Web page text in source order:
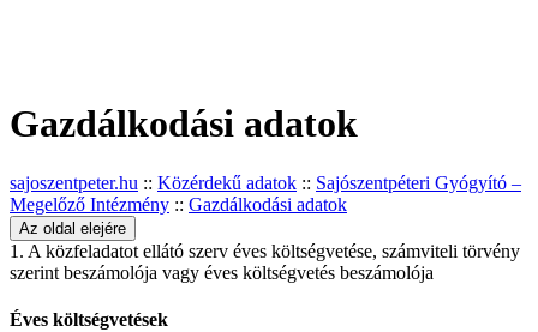
Gazdálkodási adatok
sajoszentpeter.hu :: Közérdekű adatok :: Sajószentpéteri Gyógyító –
Megelőző Intézmény :: Gazdálkodási adatok
Az oldal elejére
1. A közfeladatot ellátó szerv éves költségvetése, számviteli törvény
szerint beszámolója vagy éves költségvetés beszámolója
Éves költségvetések